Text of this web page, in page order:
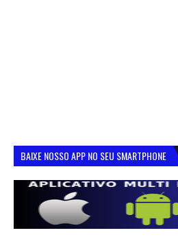
BAIXE NOSSO APP NO SEU SMARTPHONE